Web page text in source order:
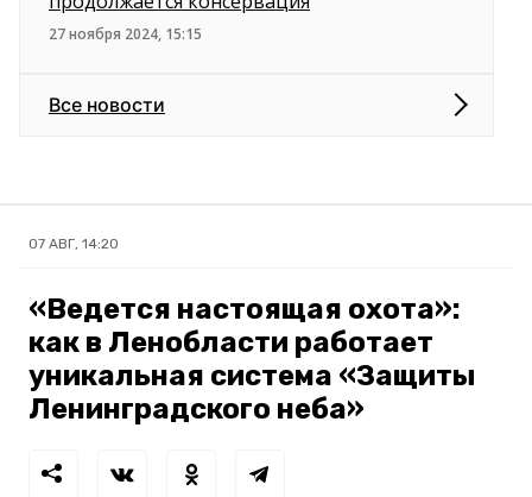
27 ноября 2024, 15:15
Все новости
07 АВГ, 14:20
«Ведется настоящая охота»:
как в Ленобласти работает
уникальная система «Защиты
Ленинградского неба»